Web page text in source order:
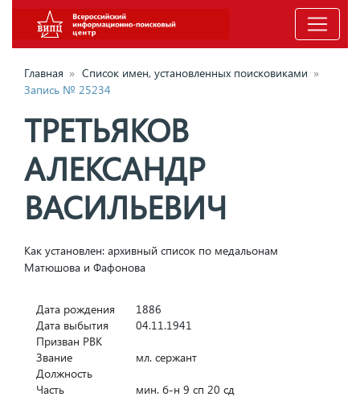
Главная » Список имен, установленных поисковиками »
Запись № 25234
ТРЕТЬЯКОВ
АЛЕКСАНДР
ВАСИЛЬЕВИЧ
Как установлен: архивный список по медальонам
Матюшова и Фафонова
Дата рождения
1886
Дата выбытия
04.11.1941
Призван РВК
Звание
мл. сержант
Должность
Часть
мин. б-н 9 сп 20 сд